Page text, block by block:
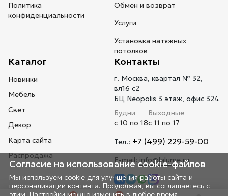
Политика
конфиденциальности
Обмен и возврат
Услуги
Установка натяжных
потолков
Каталог
Новинки
Мебель
Свет
Декор
Карта сайта
Распродажа
Контакты
г. Москва, квартал № 32,
вл16 с2
БЦ Neopolis 3 этаж, офис 324
Будни
с 10 по 18
Выходные
с 11 по 17
Тел.: +7 (499) 229-59-00
E-mail: info@lalume.ru
Согласие на использование cookie-файлов
Мы используем cookie для улучшения работы сайта и
персонализации контента. Продолжая, вы соглашаетесь с